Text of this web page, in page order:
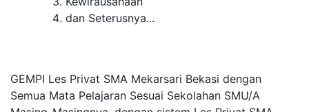
dan Seterusnya...
GEMPI Les Privat SMA Mekarsari Bekasi dengan
Semua Mata Pelajaran Sesuai Sekolahan SMU/A